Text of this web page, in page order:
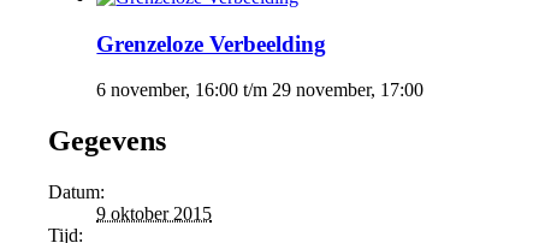
Grenzeloze Verbeelding
6 november, 16:00 t/m 29 november, 17:00
Gegevens
Datum:
9 oktober 2015
Tijd: